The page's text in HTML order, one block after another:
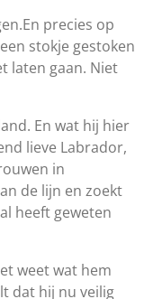
En precies op
stokje gestoken
laten gaan. Niet
En wat hij hier
lieve Labrador,
in
de lijn en zoekt
heeft geweten
weet wat hem
dat hij nu veilig